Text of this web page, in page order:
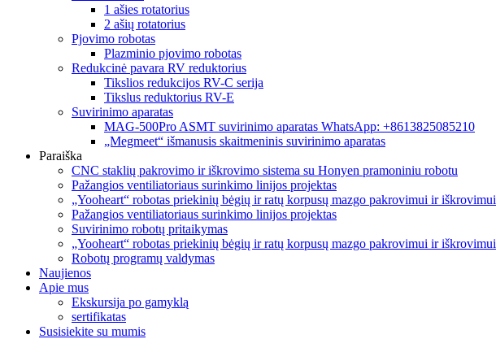
1 ašies rotatorius
2 ašių rotatorius
Pjovimo robotas
Plazminio pjovimo robotas
Redukcinė pavara RV reduktorius
Tikslios redukcijos RV-C serija
Tikslus reduktorius RV-E
Suvirinimo aparatas
MAG-500Pro ASMT suvirinimo aparatas WhatsApp: +8613825085210
„Megmeet“ išmanusis skaitmeninis suvirinimo aparatas
Paraiška
CNC staklių pakrovimo ir iškrovimo sistema su Honyen pramoniniu robotu
Pažangios ventiliatoriaus surinkimo linijos projektas
„Yooheart“ robotas priekinių bėgių ir ratų korpusų mazgo pakrovimui ir iškrovimui
Pažangios ventiliatoriaus surinkimo linijos projektas
Suvirinimo robotų pritaikymas
„Yooheart“ robotas priekinių bėgių ir ratų korpusų mazgo pakrovimui ir iškrovimui
Robotų programų valdymas
Naujienos
Apie mus
Ekskursija po gamyklą
sertifikatas
Susisiekite su mumis